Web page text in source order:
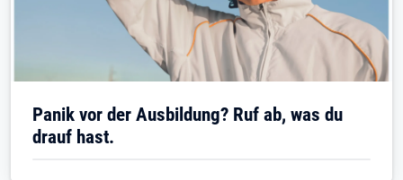
Panik vor der Ausbildung? Ruf ab, was du
drauf hast.